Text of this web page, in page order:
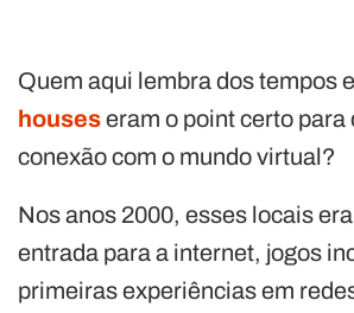
Quem aqui lembra dos tempos
houseseram o point certo para
conexão com o mundo virtual?
Nos anos 2000, esses locais
entrada para a internet, jogos
primeiras experiências em